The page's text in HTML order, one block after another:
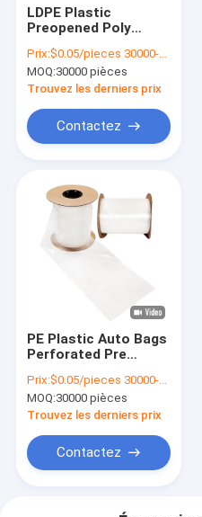
LDPE Plastic
Preopened Poly
Desktop Pre-Opened
Roll Bag
Prix:$0.05/pieces 30000-299999 pieces
MOQ:30000 pièces
Trouvez les derniers prix
Contactez
PE Plastic Auto Bags
Perforated Pre
Bag On Roll For
Automated
Packaging
Prix:$0.05/pieces 30000-299999 pieces
MOQ:30000 pièces
Trouvez les derniers prix
Contactez